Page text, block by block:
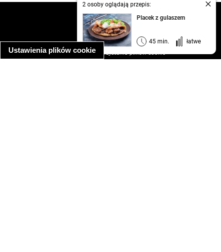
Ustawienia plików cookie
2 osoby oglądają przepis:
Placek z gulaszem
45 min. łatwe
kontakt
regulamin
informacja o prywatności
informacja o wykorzystaniu plików cookie